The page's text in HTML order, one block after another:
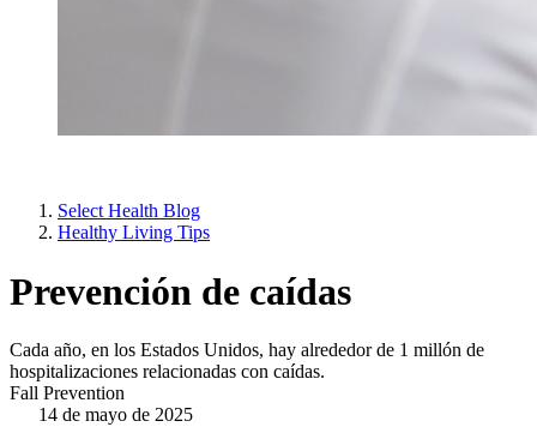
Select Health Blog
Healthy Living Tips
Prevención de caídas
Cada año, en los Estados Unidos, hay alrededor de 1 millón de
hospitalizaciones relacionadas con caídas.
Fall Prevention
14 de mayo de 2025